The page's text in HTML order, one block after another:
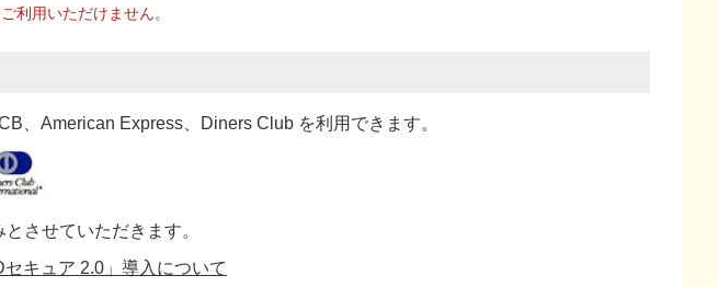
利用いただけません。
、American Express、Diners Club を利用できます。
させていただきます。
キュア 2.0」導入について